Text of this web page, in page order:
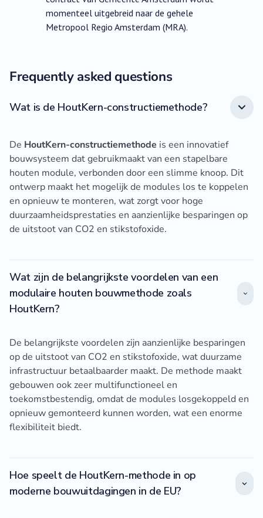
momenteel uitgebreid naar de gehele
Metropool Regio Amsterdam (MRA).
Frequently asked questions
Wat is de HoutKern-constructiemethode?
De HoutKern-constructiemethode is een innovatief
bouwsysteem dat gebruikmaakt van een stapelbare
houten module, verbonden door een slimme knoop. Dit
ontwerp maakt het mogelijk de modules los te koppelen
en opnieuw te monteren, wat zorgt voor hoge
duurzaamheidsprestaties en aanzienlijke besparingen op
de uitstoot van CO2 en stikstofoxide.
Wat zijn de belangrijkste voordelen van een
modulaire houten bouwmethode zoals
HoutKern?
De belangrijkste voordelen zijn aanzienlijke besparingen
op de uitstoot van CO2 en stikstofoxide, wat duurzame
infrastructuur betaalbaarder maakt. De methode maakt
gebouwen ook zeer multifunctioneel en
toekomstbestendig, omdat de modules losgekoppeld en
opnieuw gemonteerd kunnen worden, wat een enorme
flexibiliteit biedt.
Hoe speelt de HoutKern-methode in op
moderne bouwuitdagingen in de EU?